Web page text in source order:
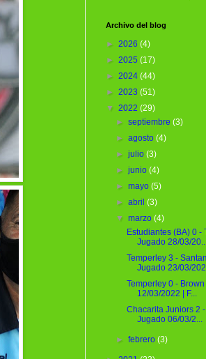
Archivo del blog
► 2026 (4)
► 2025 (17)
► 2024 (44)
► 2023 (51)
▼ 2022 (29)
►septiembre(3)
►agosto(4)
►julio(3)
►junio(4)
►mayo(5)
►abril(3)
▼marzo(4)
Estudiantes (BA) 0 -
Jugado 28/03/
Temperley 3 -
Jugado 23/03/
Temperley 0 -
12/03/2022 | F...
Chacarita Juniors 2 -
Jugado 06/03/2...
►febrero(3)